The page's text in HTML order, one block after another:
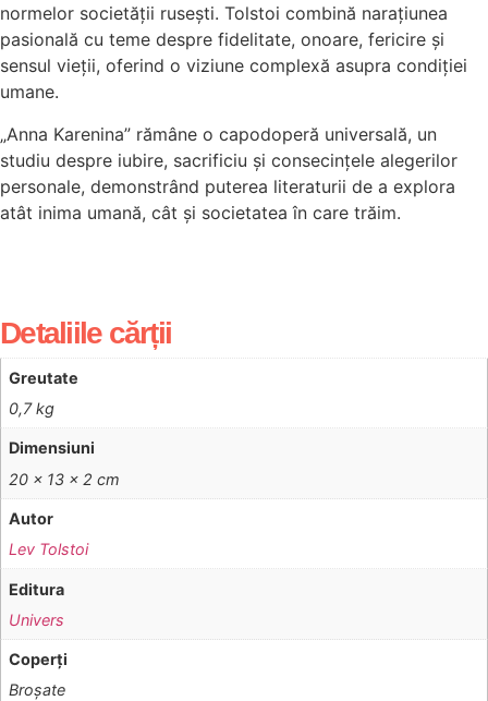
normelor societății rusești. Tolstoi combină narațiunea
pasională cu teme despre fidelitate, onoare, fericire și
sensul vieții, oferind o viziune complexă asupra condiției
umane.
„Anna Karenina” rămâne o capodoperă universală, un
studiu despre iubire, sacrificiu și consecințele alegerilor
personale, demonstrând puterea literaturii de a explora
atât inima umană, cât și societatea în care trăim.
Detaliile cărții
Greutate
0,7 kg
Dimensiuni
20 × 13 × 2 cm
Autor
Lev Tolstoi
Editura
Univers
Coperţi
Broşate